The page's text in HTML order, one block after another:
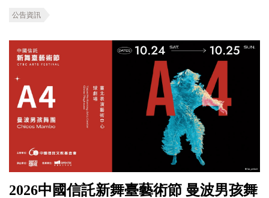
公告資訊
2026中國信託新舞臺藝術節 曼波男孩舞